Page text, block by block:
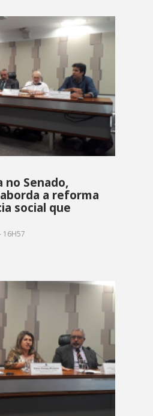
no Senado,
a reforma
social que
16H57